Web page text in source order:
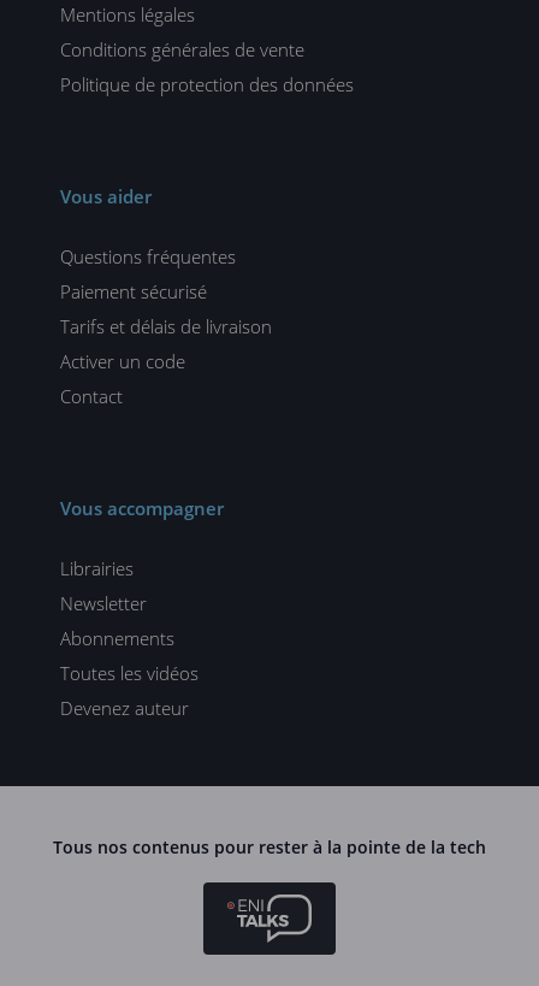
Mentions légales
Conditions générales de vente
Politique de protection des données
Vous aider
Questions fréquentes
Paiement sécurisé
Tarifs et délais de livraison
Activer un code
Contact
Vous accompagner
Librairies
Newsletter
Abonnements
Toutes les vidéos
Devenez auteur
Tous nos contenus pour rester à la pointe de la tech